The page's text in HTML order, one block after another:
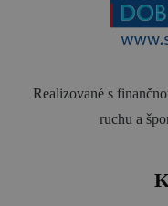
Realizované s
ruchu a